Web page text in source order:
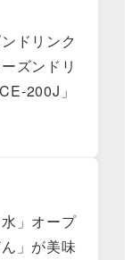
ドリンク
ズンドリ
200J」
」オープ
」が美味